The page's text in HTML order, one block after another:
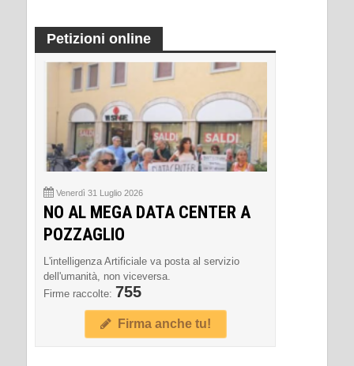
Petizioni online
Venerdì 31 Luglio 2026
NO AL MEGA DATA CENTER A
POZZAGLIO
L'intelligenza Artificiale va posta al servizio
dell'umanità, non viceversa.
Firme raccolte: 755
Firma anche tu!